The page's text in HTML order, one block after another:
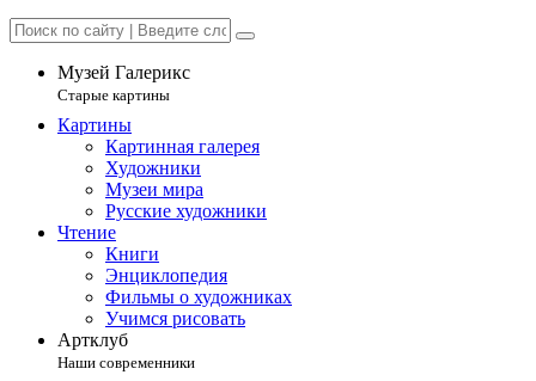
Музей Галерикс
Старые картины
Картины
Картинная галерея
Художники
Музеи мира
Русские художники
Чтение
Книги
Энциклопедия
Фильмы о художниках
Учимся рисовать
Артклуб
Наши современники